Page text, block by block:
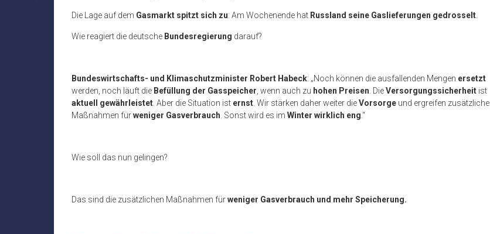
Die Lage auf dem Gasmarkt spitzt sich zu: Am Wochenende hat Russland seine Gaslieferungen gedrosselt
Wie reagiert die deutsche Bundesregierung darauf?
Bundeswirtschafts- und Klimaschutzminister Robert Habeck: „Noch können die ausfallenden Mengen ersetzt
werden, noch läuft die Befüllung der Gasspeicher , wenn auch zu hohen Preisen . DieVersorgungssicherheit ist
aktuell gewährleistet . Aber die Situation ist ernst . Wir stärken daher weiter dieVorsorge und ergreifen zusätzliche
Maßnahmen fürweniger Gasverbrauch . Sonst wird es im Winter wirklich eng .“
Wie soll das nun gelingen?
Das sind die zusätzlichen Maßnahmen fürweniger Gasverbrauch und mehr Speicherung.